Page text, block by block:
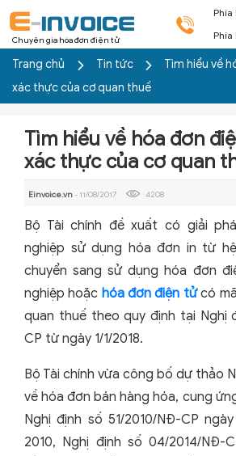
Chuyên gia hóa đơn điện tử
Phía
Phía
Trang chủ Tin tức
Tìm hiểu về
xác thực của cơ quan thuế
Tìm hiểu về hóa đơn
xác thực của cơ quan
Einvoice.vn- 11/08/2017 4208
Bộ Tài chính đề xuất có giải
nghiệp sử dụng hóa đơn in từ
chuyển sang sử dụng hóa đơn
nghiệp hoặc hóa đơn điện tửcó
quan thuế theo quy định tại Nghị
CP từ ngày 1/1/2018.
Bộ Tài chính vừa công bố dự thảo
về hóa đơn bán hàng hóa, cung
Nghị định số 51/2010/NĐ-CP
2010, Nghị định số 04/2014/NĐ-